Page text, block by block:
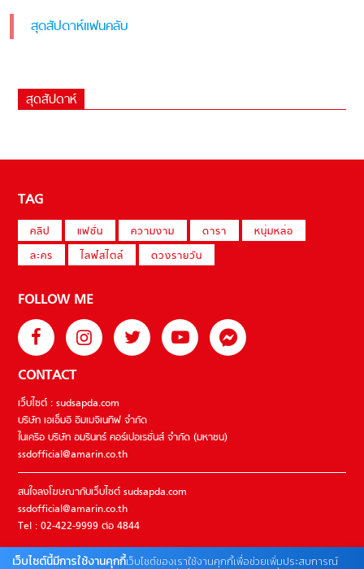
สุดสัปดาห์แฟนคลับ
สุดสัปดาห์
TAG
คลิป แฟชั่น ความงาม ดารา
หนุ่มหล่อ
ละคร
ไลฟ์สไตล์ ดวงรายวัน
FOLLOW ME
CONTACT
เว็บไซต์ : sudsapda.com
บริษัท เอเอ็มอี อิมเมจิเนทีฟ จำกัด
ในเครือ บริษัท อมรินทร์ คอร์เปอเรชั่นส์ จำกัด (มหาชน)
ssdofficial@amarin.co.th
สนใจลงโฆษณากับเว็บไซต์ sudsapda.com
ssdofficial@amarin.co.th
Tel : 02-422-9999 ต่อ 4844
เว็บไซต์นี้มีการใช้งานคุกกี้เว็บไซต์ของเราใช้งานคุกกี้เพื่อช่วยเพิ่มประสบการณ์